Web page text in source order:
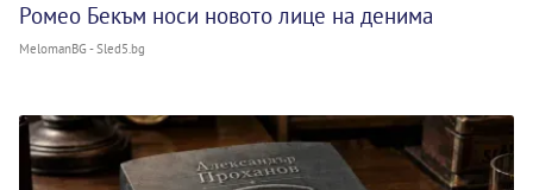
Ромео Бекъм носи новото лице на денима
MelomanBG - Sled5.bg